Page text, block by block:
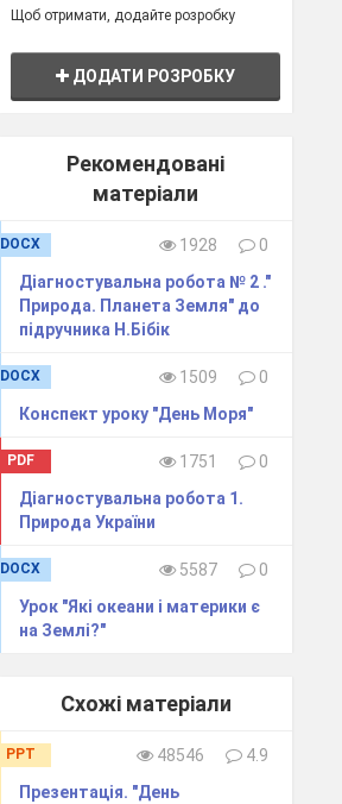
Щоб отримати, додайте розробку
ДОДАТИ РОЗРОБКУ
Рекомендовані
матеріали
DOCX 1928
0
Діагностувальна робота № 2 ."
Природа. Планета Земля" до
підручника Н.Бібік
DOCX 1509
0
Конспект уроку "День Моря"
PDF 1751
0
Діагностувальна робота 1.
Природа України
DOCX 5587
0
Урок "Які океани і материки є
на Землі?"
Схожі матеріали
PPT 48546
4.9
Презентація. "День